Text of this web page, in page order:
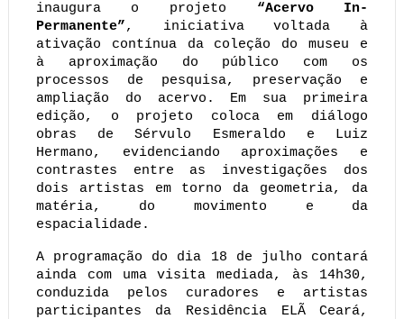
inaugura o projeto “Acervo In-
Permanente”, iniciativa voltada à
ativação contínua da coleção do museu e
à aproximação do público com os
processos de pesquisa, preservação e
ampliação do acervo. Em sua primeira
edição, o projeto coloca em diálogo
obras de Sérvulo Esmeraldo e Luiz
Hermano, evidenciando aproximações e
contrastes entre as investigações dos
dois artistas em torno da geometria, da
matéria, do movimento e da
espacialidade.
A programação do dia 18 de julho contará
ainda com uma visita mediada, às 14h30,
conduzida pelos curadores e artistas
participantes da Residência ELÃ Ceará,